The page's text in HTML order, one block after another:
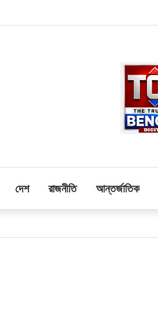
দেশ রাজনীতি আন্তর্জাতিক